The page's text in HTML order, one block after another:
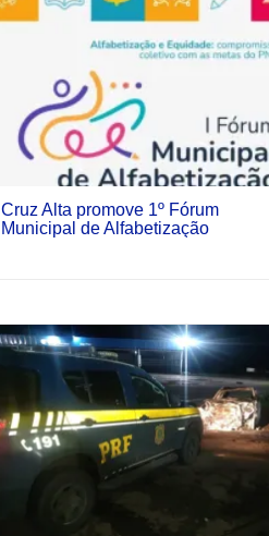
Cruz Alta promove 1º Fórum
Municipal de Alfabetização